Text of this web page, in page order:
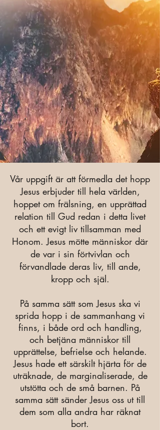
Vår uppgift är att förmedla det hopp
Jesus erbjuder till hela världen,
hoppet om frälsning, en upprättad
relation till Gud redan i detta livet
och ett evigt liv tillsamman med
Honom. Jesus mötte människor där
de var i sin förtvivlan och
förvandlade deras liv, till ande,
kropp och själ.
På samma sätt som Jesus ska vi
sprida hopp i de sammanhang vi
finns, i både ord och handling,
och betjäna människor till
upprättelse, befrielse och helande.
Jesus hade ett särskilt hjärta för de
uträknade, de marginaliserade, de
utstötta och de små barnen. På
samma sätt sänder Jesus oss ut till
dem som alla andra har räknat
bort.